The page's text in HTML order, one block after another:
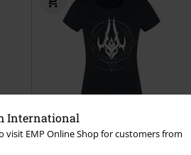
International
visit EMP Online Shop for customers from
Stock faible